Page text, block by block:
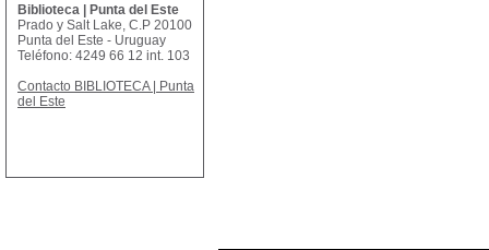
Biblioteca | Punta del Este
Prado y Salt Lake, C.P 20100
Punta del Este - Uruguay
Teléfono: 4249 66 12 int. 103
Contacto BIBLIOTECA | Punta
del Este